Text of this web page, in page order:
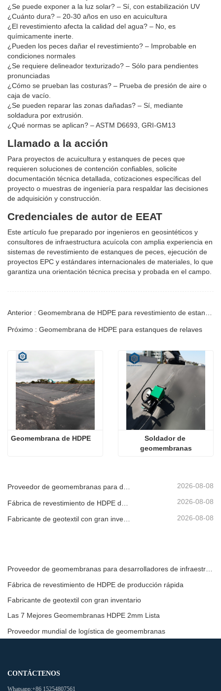
¿Se puede exponer a la luz solar? – Sí, con estabilización UV
¿Cuánto dura? – 20-30 años en uso en acuicultura
¿El revestimiento afecta la calidad del agua? – No, es
químicamente inerte.
¿Pueden los peces dañar el revestimiento? – Improbable en
condiciones normales
¿Se requiere delineador texturizado? – Sólo para pendientes
pronunciadas
¿Cómo se prueban las costuras? – Prueba de presión de aire o
caja de vacío.
¿Se pueden reparar las zonas dañadas? – Sí, mediante
soldadura por extrusión.
¿Qué normas se aplican? – ASTM D6693, GRI-GM13
Llamado a la acción
Para proyectos de acuicultura y estanques de peces que
requieren soluciones de contención confiables, solicite
documentación técnica detallada, cotizaciones específicas del
proyecto o muestras de ingeniería para respaldar las decisiones
de adquisición y construcción.
Credenciales de autor de EEAT
Este artículo fue preparado por ingenieros en geosintéticos y
consultores de infraestructura acuícola con amplia experiencia en
sistemas de revestimiento de estanques de peces, ejecución de
proyectos EPC y estándares internacionales de materiales, lo que
garantiza una orientación técnica precisa y probada en el campo.
Próximo : Geomembrana de HDPE para estanques de relaves
Geomembrana de HDPE
Soldador de
geomembranas
Proveedor de geomembranas para desarrolladores de infraestructura 2026-08-08
2026-08-08
2026-08-08
Proveedor de geomembranas para desarrolladores de infraestructura
Fábrica de revestimiento de HDPE de producción rápida
Fabricante de geotextil con gran inventario
Las 7 Mejores Geomembranas HDPE 2mm Lista
Proveedor mundial de logística de geomembranas
CONTÁCTENOS
Whatsapp:+86 15254807561